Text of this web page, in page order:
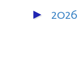
► 2026